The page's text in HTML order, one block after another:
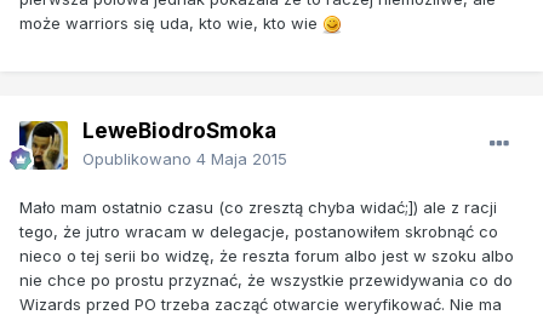
może warriors się uda, kto wie, kto wie
LeweBiodroSmoka
Opublikowano 4 Maja 2015
Mało mam ostatnio czasu (co zresztą chyba widać;]) ale z racji
tego, że jutro wracam w delegacje, postanowiłem skrobnąć co
nieco o tej serii bo widzę, że reszta forum albo jest w szoku albo
nie chce po prostu przyznać, że wszystkie przewidywania co do
Wizards przed PO trzeba zacząć otwarcie weryfikować. Nie ma